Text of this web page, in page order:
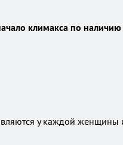
климакса по
у каждой женщины